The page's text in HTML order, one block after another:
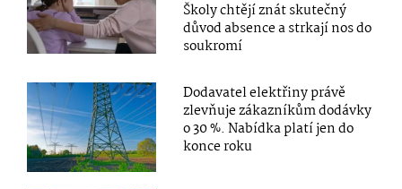
Školy chtějí znát skutečný
důvod absence a strkají nos do
soukromí
Dodavatel elektřiny právě
zlevňuje zákazníkům dodávky
o 30 %. Nabídka platí jen do
konce roku